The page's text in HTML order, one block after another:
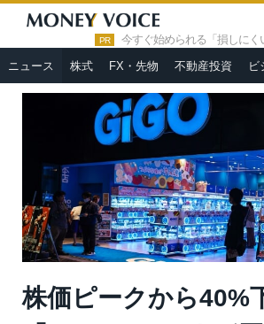
PR 今すぐ始められる「損しにく
ニュース 株式 FX・先物 不動産投資 ビ
HOME » ニュース »
株価ピークから40%
が買い？長期投資家が注視すべきリスクと成長
株価ピークから40%